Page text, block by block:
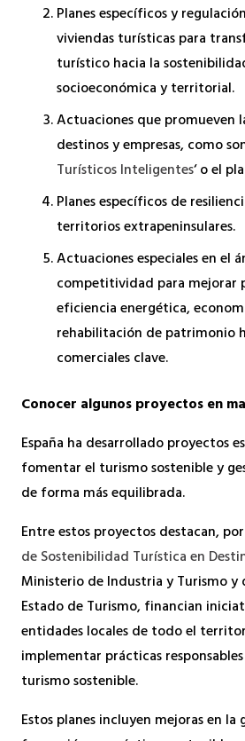
Planes específicos y
viviendas turísticas para
turístico hacia la
socioeconómica y territorial.
Actuaciones que promueven
destinos y empresas, como
Turísticos Inteligentes‘ o el
Planes específicos de
territorios extrapeninsulares.
Actuaciones especiales en el
competitividad para mejorar
eficiencia energética,
rehabilitación de patrimonio
comerciales clave.
Conocer algunos proyectos en
España ha desarrollado proyectos
fomentar el turismo sostenible y
de forma más equilibrada.
Entre estos proyectos destacan,
de Sostenibilidad Turística en
Ministerio de Industria y Turismo y
Estado de Turismo, financian
entidades locales de todo el
implementar prácticas
turismo sostenible.
Estos planes incluyen mejoras en